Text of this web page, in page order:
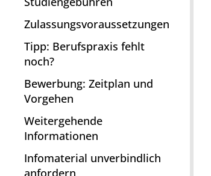
Zulassungsvoraussetzungen
Tipp: Berufspraxis fehlt
noch?
Bewerbung: Zeitplan und
Vorgehen
Weitergehende
Informationen
Infomaterial unverbindlich
anfordern